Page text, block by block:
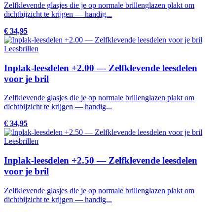
Zelfklevende glasjes die je op normale brillenglazen plakt om
dichtbijzicht te krijgen — handig...
€ 34,95
Leesbrillen
Inplak-leesdelen +2.00 — Zelfklevende leesdelen
voor je bril
Zelfklevende glasjes die je op normale brillenglazen plakt om
dichtbijzicht te krijgen — handig...
€ 34,95
Leesbrillen
Inplak-leesdelen +2.50 — Zelfklevende leesdelen
voor je bril
Zelfklevende glasjes die je op normale brillenglazen plakt om
dichtbijzicht te krijgen — handig...